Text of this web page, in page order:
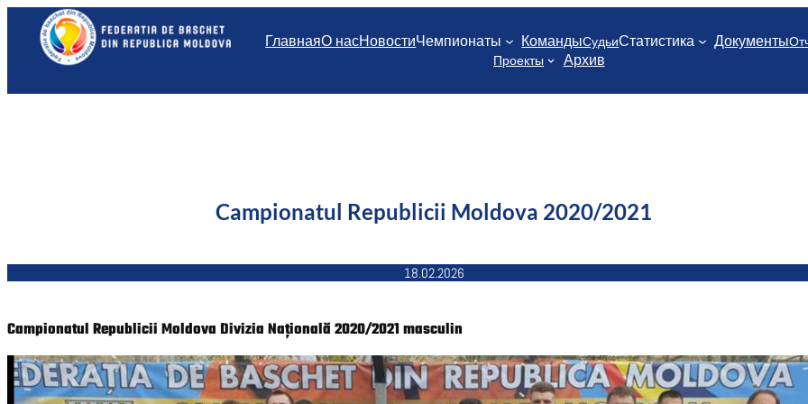
Перейти
содержимому
ГлавнаяО насНовостиЧемпионаты КомандыСудьиСтатистика Документы
Проекты
Архив
Campionatul Republicii Moldova 2020/2021
18.02.2026
Campionatul Republicii Moldova Divizia Națională 2020/2021 masculin